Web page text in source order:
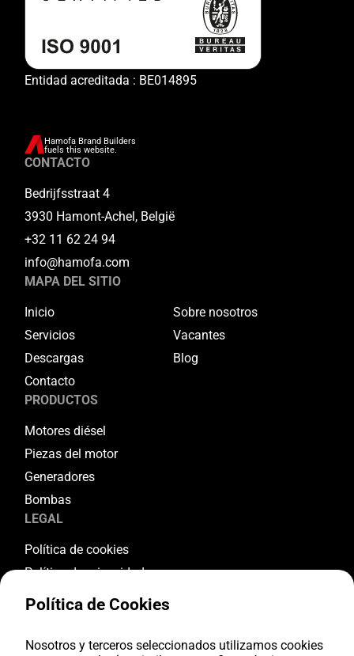
Entidad acreditada : BE014895
Hamofa Brand Builders
fuels this website.
CONTACTO
Bedrijfsstraat 4
3930 Hamont-Achel, België
+32 11 62 24 94
info@hamofa.com
MAPA DEL SITIO
Inicio
Sobre nosotros
Servicios
Vacantes
Descargas
Blog
Contacto
PRODUCTOS
Motores diésel
Piezas del motor
Generadores
Bombas
LEGAL
Política de cookies
Política de privacidad
Términos y condiciones
Condiciones de devolución
Política de Cookies
Nosotros y terceros seleccionados utilizamos cookies